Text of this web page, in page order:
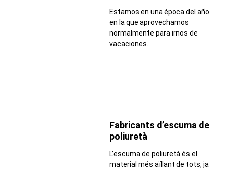
Estamos en una época del año
en la que aprovechamos
normalmente para irnos de
vacaciones.
Fabricants d’escuma de
poliuretà
L’escuma de poliuretà és el
material més aïllant de tots, ja